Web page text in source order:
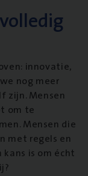
innovatie,
nog meer
zijn. Mensen
om te
Mensen die
met regels en
is om écht